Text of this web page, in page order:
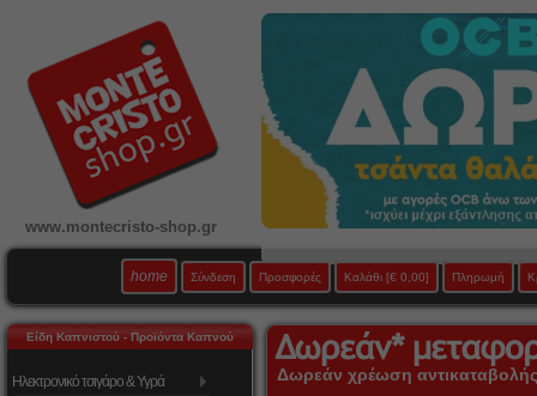
www.montecristo-shop.gr
home Σύνδεση Προσφορές Καλάθι [€ 0,00] Πληρωμή
Είδη Καπνιστού - Προϊόντα Καπνού
Ηλεκτρονικό τσιγάρο & Υγρά
Δωρεάν χρέωση